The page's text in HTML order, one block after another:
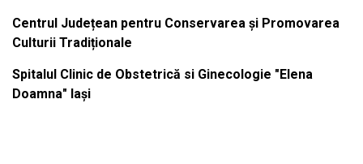
Centrul Județean pentru Conservarea și Promovarea
Culturii Tradiționale
Spitalul Clinic de Obstetrică si Ginecologie "Elena
Doamna" Iași